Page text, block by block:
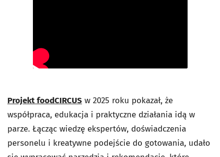
Projekt foodCIRCUS w 2025 roku pokazał, że
współpraca, edukacja i praktyczne działania idą w
parze. Łącząc wiedzę ekspertów, doświadczenia
personelu i kreatywne podejście do gotowania, udało